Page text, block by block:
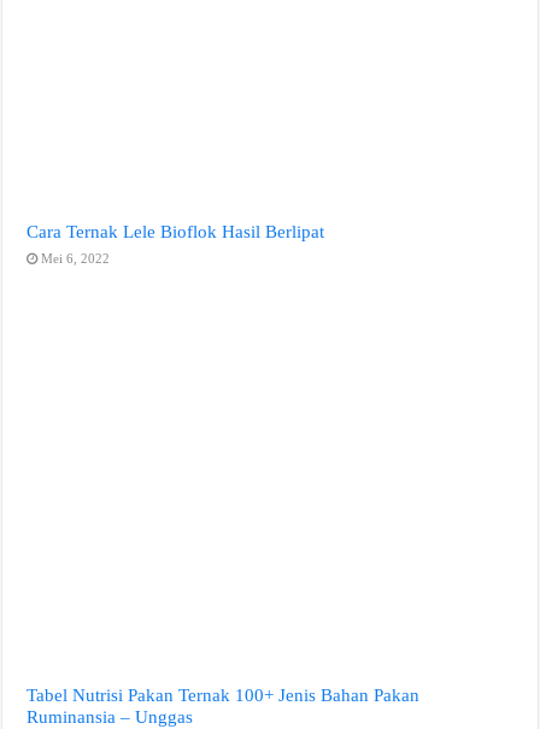
Cara Ternak Lele Bioflok Hasil Berlipat
Mei 6, 2022
Tabel Nutrisi Pakan Ternak 100+ Jenis Bahan Pakan
Ruminansia – Unggas